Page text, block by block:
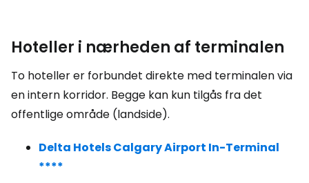
Hoteller i nærheden af terminalen
To hoteller er forbundet direkte med terminalen via
en intern korridor. Begge kan kun tilgås fra det
offentlige område (landside).
Delta Hotels Calgary Airport In-Terminal
****